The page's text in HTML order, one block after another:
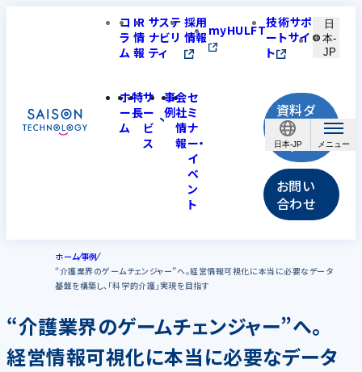
日本-JP
コ
ラ
ム
IR
情
報
サステ
ナビリ
ティ
採用
情報myHULFT技術サポ
ートサイ
ト
日
本-
JP
ホ
ー
ム
特
長
サ
ー
ビ
ス
事
例
会
社
情
報
セ
ミ
ナ
ー・
イ
ベ
ン
ト
資料ダ
ウンロ
ード
お問い
合わせ
ホーム事例
“介護業界のゲームチェンジャー”へ。経営情報可視化に本当に必要なデータ
基盤を構築し、「科学的介護」実現を目指す
“介護業界のゲームチェンジャー”へ。
経営情報可視化に本当に必要なデータ